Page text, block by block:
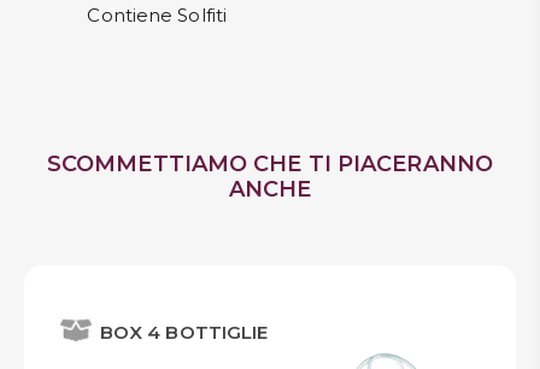
Contiene Solfiti
SCOMMETTIAMO CHE TI PIACERANNO
ANCHE
BOX 4 BOTTIGLIE